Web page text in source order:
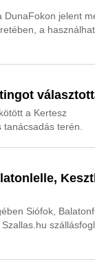
DunaFokon jelent
a
a Kertesz
tanácsadás terén.
Siófok,